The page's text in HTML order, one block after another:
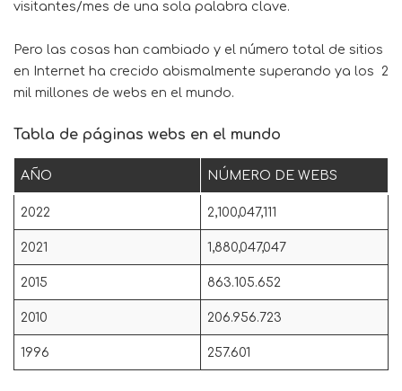
visitantes/mes de una sola palabra clave.
Pero las cosas han cambiado y el número total de sitios
en Internet ha crecido abismalmente superando ya los 2
mil millones de webs en el mundo.
Tabla de páginas webs en el mundo
AÑO NÚMERO DE WEBS
2022 2,100,047,111
2021 1,880,047,047
2015 863.105.652
2010 206.956.723
1996 257.601